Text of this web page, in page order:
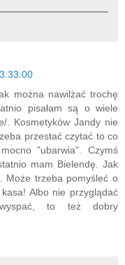
można nawilżać trochę
pisałam są o wiele
. Kosmetyków Jandy nie
przestać czytać to co
"ubarwia". Czymś
mam Bielendę. Jak
Może trzeba pomyśleć o
Albo nie przyglądać
to też dobry